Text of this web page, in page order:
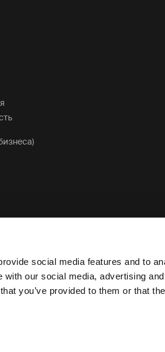
social media features and to
our social media, advertising
you’ve provided to them or that
Политика использования